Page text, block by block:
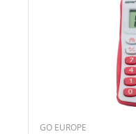
GO EUROPE